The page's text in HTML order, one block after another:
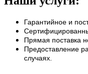
Гарантийное и
Прямая поставка
Предоставление
случаях.